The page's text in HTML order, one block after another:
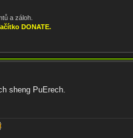
a záloh.
DONATE.
sheng PuErech.